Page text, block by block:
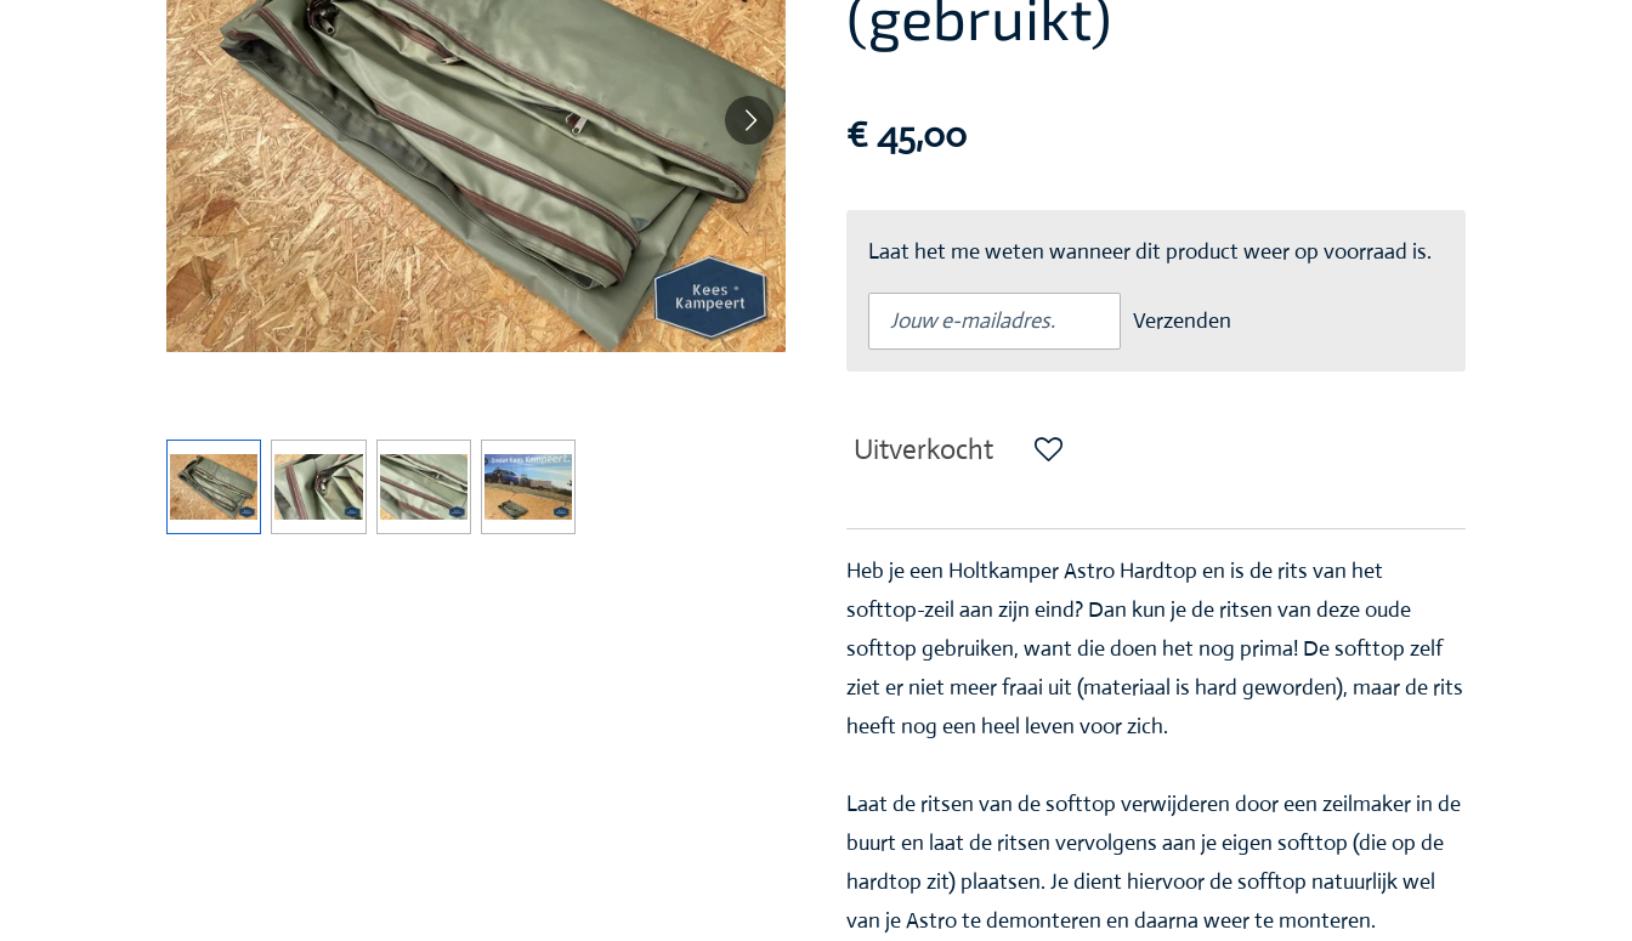
(gebruikt)
€ 45,00
Laat het me weten wanneer dit product weer op voorraad is.
Verzenden
Uitverkocht
Heb je een Holtkamper Astro Hardtop en is de rits van het
softtop-zeil aan zijn eind? Dan kun je de ritsen van deze oude
softtop gebruiken, want die doen het nog prima! De softtop zelf
ziet er niet meer fraai uit (materiaal is hard geworden), maar de rits
heeft nog een heel leven voor zich.
Laat de ritsen van de softtop verwijderen door een zeilmaker in de
buurt en laat de ritsen vervolgens aan je eigen softtop (die op de
hardtop zit) plaatsen. Je dient hiervoor de sofftop natuurlijk wel
van je Astro te demonteren en daarna weer te monteren.